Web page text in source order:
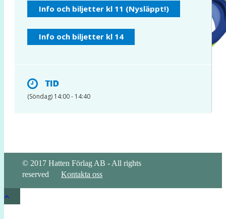
YOUTUBE
Info och biljetter kl 11 (Nysläppt!)
Info och biljetter kl 14
TID
(Söndag) 14:00 - 14:40
© 2017 Hatten Förlag AB - All rights
reserved
Kontakta oss